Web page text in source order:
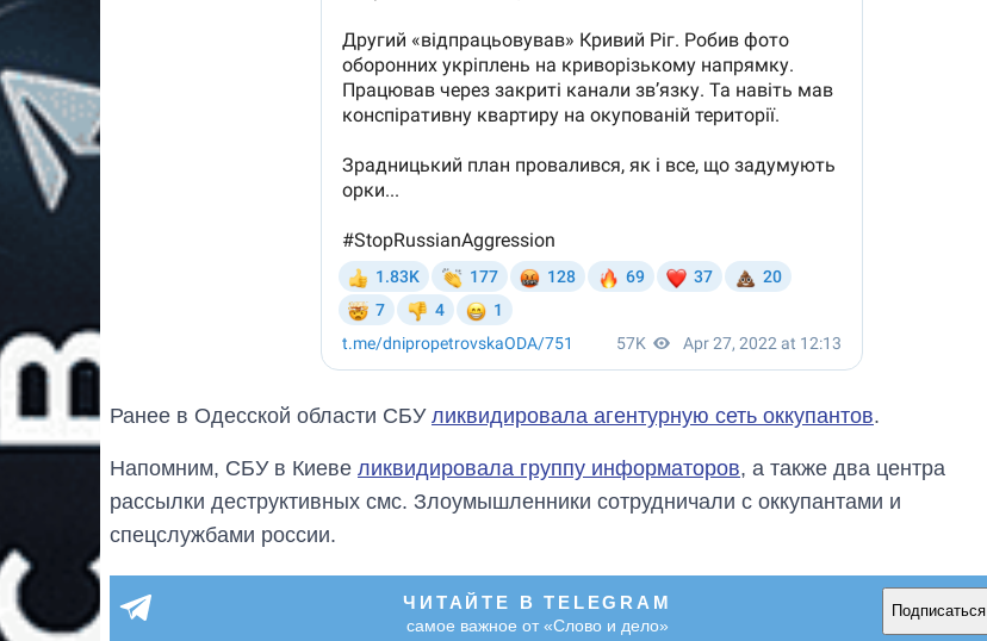
Ранее в Одесской области СБУ ликвидировала агентурную сеть оккупантов.
Напомним, СБУ в Киеве ликвидировала группу информаторов, а также два центра
рассылки деструктивных смс. Злоумышленники сотрудничали с оккупантами и
спецслужбами россии.
ЧИТАЙТЕ В TELEGRAM
самое важное от «Слово и дело»
Подписаться